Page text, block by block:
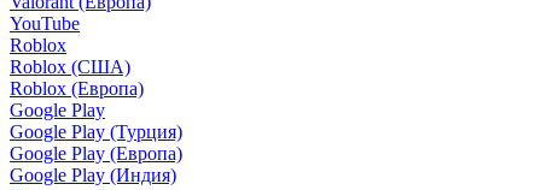
YouTube
Roblox
Roblox (США)
Roblox (Европа)
Google Play
Google Play (Турция)
Google Play (Европа)
Google Play (Индия)